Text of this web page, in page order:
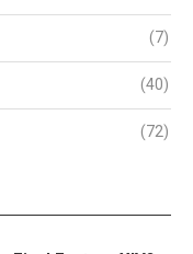
(7)
(40)
(72)